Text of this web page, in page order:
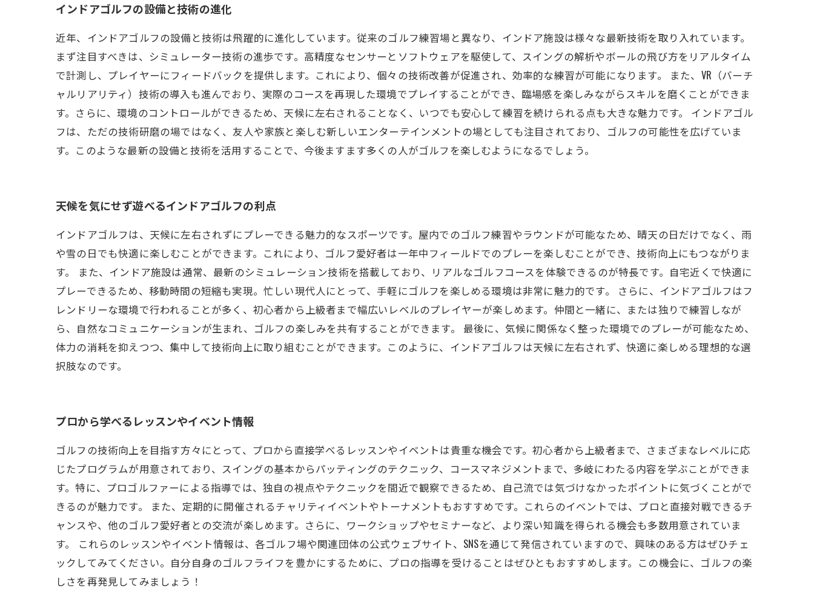
インドアゴルフの設備と技術の進化
近年、インドアゴルフの設備と技術は飛躍的に進化しています。従来のゴルフ練習場と異なり、インドア施設は様々な最新技術を取り入れています。
まず注目すべきは、シミュレーター技術の進歩です。高精度なセンサーとソフトウェアを駆使して、スイングの解析やボールの飛び方をリアルタイム
で計測し、プレイヤーにフィードバックを提供します。これにより、個々の技術改善が促進され、効率的な練習が可能になります。 また、VR（バーチ
ャルリアリティ）技術の導入も進んでおり、実際のコースを再現した環境でプレイすることができ、臨場感を楽しみながらスキルを磨くことができま
す。さらに、環境のコントロールができるため、天候に左右されることなく、いつでも安心して練習を続けられる点も大きな魅力です。 インドアゴル
フは、ただの技術研磨の場ではなく、友人や家族と楽しむ新しいエンターテインメントの場としても注目されており、ゴルフの可能性を広げていま
す。このような最新の設備と技術を活用することで、今後ますます多くの人がゴルフを楽しむようになるでしょう。
天候を気にせず遊べるインドアゴルフの利点
インドアゴルフは、天候に左右されずにプレーできる魅力的なスポーツです。屋内でのゴルフ練習やラウンドが可能なため、晴天の日だけでなく、雨
や雪の日でも快適に楽しむことができます。これにより、ゴルフ愛好者は一年中フィールドでのプレーを楽しむことができ、技術向上にもつながりま
す。 また、インドア施設は通常、最新のシミュレーション技術を搭載しており、リアルなゴルフコースを体験できるのが特長です。自宅近くで快適に
プレーできるため、移動時間の短縮も実現。忙しい現代人にとって、手軽にゴルフを楽しめる環境は非常に魅力的です。 さらに、インドアゴルフはフ
レンドリーな環境で行われることが多く、初心者から上級者まで幅広いレベルのプレイヤーが楽しめます。仲間と一緒に、または独りで練習しなが
ら、自然なコミュニケーションが生まれ、ゴルフの楽しみを共有することができます。 最後に、気候に関係なく整った環境でのプレーが可能なため、
体力の消耗を抑えつつ、集中して技術向上に取り組むことができます。このように、インドアゴルフは天候に左右されず、快適に楽しめる理想的な選
択肢なのです。
プロから学べるレッスンやイベント情報
ゴルフの技術向上を目指す方々にとって、プロから直接学べるレッスンやイベントは貴重な機会です。初心者から上級者まで、さまざまなレベルに応
じたプログラムが用意されており、スイングの基本からパッティングのテクニック、コースマネジメントまで、多岐にわたる内容を学ぶことができま
す。特に、プロゴルファーによる指導では、独自の視点やテクニックを間近で観察できるため、自己流では気づけなかったポイントに気づくことがで
きるのが魅力です。 また、定期的に開催されるチャリティイベントやトーナメントもおすすめです。これらのイベントでは、プロと直接対戦できるチ
ャンスや、他のゴルフ愛好者との交流が楽しめます。さらに、ワークショップやセミナーなど、より深い知識を得られる機会も多数用意されていま
す。 これらのレッスンやイベント情報は、各ゴルフ場や関連団体の公式ウェブサイト、SNSを通じて発信されていますので、興味のある方はぜひチェ
ックしてみてください。自分自身のゴルフライフを豊かにするために、プロの指導を受けることはぜひともおすすめします。この機会に、ゴルフの楽
しさを再発見してみましょう！